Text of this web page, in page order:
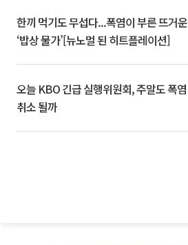
한끼 먹기도 무섭다...폭염이 부른 뜨거운
‘밥상 물가’[뉴노멀 된 히트플레이션]
오늘 KBO 긴급 실행위원회, 주말도 폭염
취소 될까